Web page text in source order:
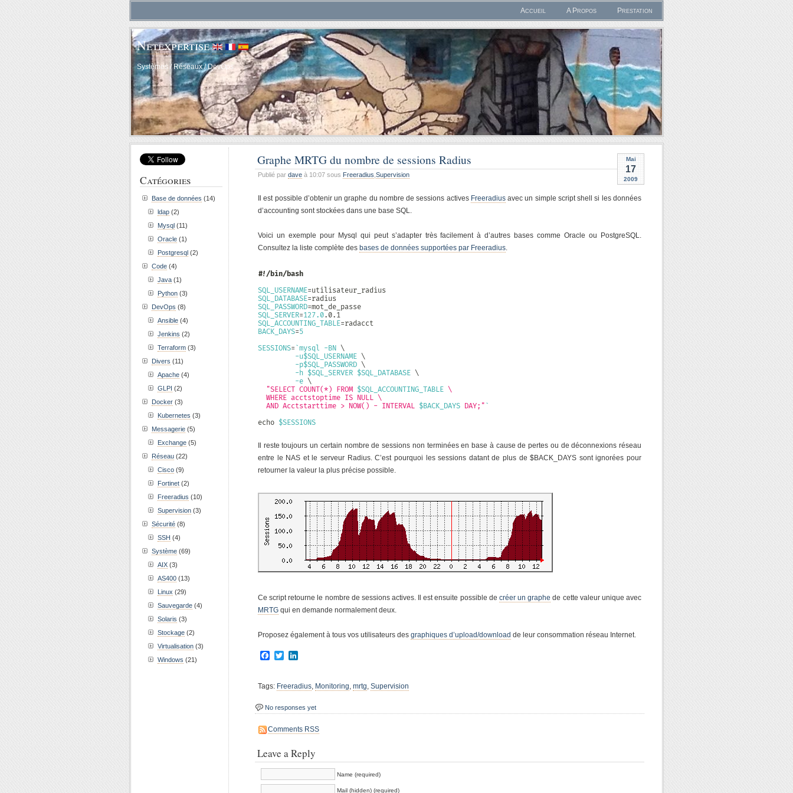
Accueil A Propos Prestation
Netexpertise
Systèmes / Réseaux / DevOps
Mai
17
2009
Graphe MRTG du nombre de sessions Radius
Publié par dave à 10:07 sous Freeradius Supervision
Il est possible d’obtenir un graphe du nombre de sessions actives Freeradiusavec un simple script shell si les données
d’accounting sont stockées dans une base SQL.
Voici un exemple pour Mysql qui peut s’adapter très facilement à d’autres bases comme Oracle ou PostgreSQL.
Consultez la liste complète des bases de données supportées par Freeradius.
#!/bin/bash
SQL_USERNAME=
SQL_DATABASE=
SQL_PASSWORD=
SQL_SERVER=127.0
SQL_ACCOUNTING_TABLE=
BACK_DAYS=5
SESSIONS= `mysql -BN \
         -u$SQL_USERNAME
\
         -p$SQL_PASSWORD
\
         -h $SQL_SERVER $SQL_DATABASE
\
         -e
\
"SELECT COUNT(*) FROM $SQL_ACCOUNTING_TABLE \
  WHERE acctstoptime IS NULL \
  AND Acctstarttime > NOW() - INTERVAL
$BACK_DAYS DAY;" `
echo $SESSIONS
Il reste toujours un certain nombre de sessions non terminées en base à cause de pertes ou de déconnexions réseau
entre le NAS et le serveur Radius. C’est pourquoi les sessions datant de plus de $BACK_DAYS sont ignorées pour
retourner la valeur la plus précise possible.
Ce script retourne le nombre de sessions actives. Il est ensuite possible de créer un graphe de cette valeur unique avec
MRTG qui en demande normalement deux.
Proposez également à tous vos utilisateurs des graphiques d’upload/download de leur consommation réseau Internet.
Facebook
Twitter
Tags: Freeradius, Monitoring, mrtg, Supervision
No responses yet
Comments RSS
Leave a Reply
Name (required)
Mail (hidden) (required)
Catégories
Base de données (14)
ldap (2)
Mysql (11)
Oracle (1)
Postgresql (2)
Code (4)
Java (1)
Python (3)
DevOps (8)
Ansible (4)
Jenkins (2)
Terraform (3)
Divers (11)
Apache (4)
GLPI (2)
Docker (3)
Kubernetes (3)
Messagerie (5)
Exchange (5)
Réseau (22)
Cisco (9)
Fortinet (2)
Freeradius (10)
Supervision (3)
Sécurité (8)
SSH (4)
Système (69)
AIX (3)
AS400 (13)
Linux (29)
Sauvegarde (4)
Solaris (3)
Stockage (2)
Virtualisation (3)
Windows (21)